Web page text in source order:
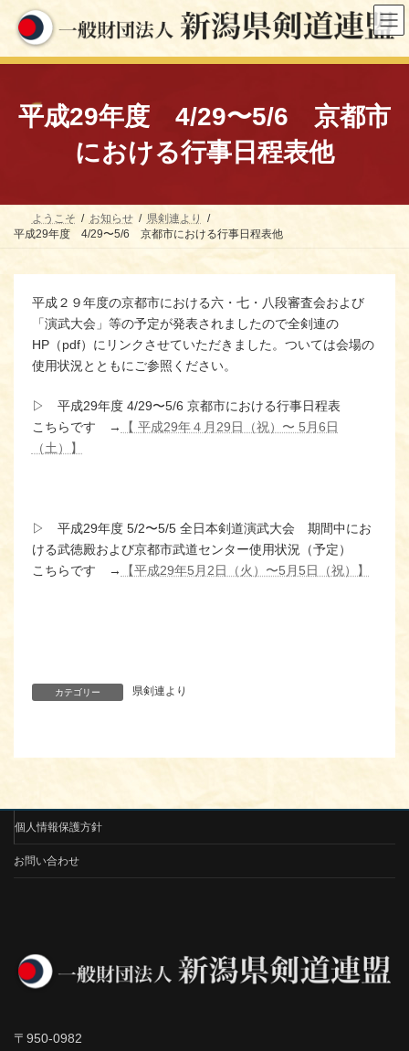
ン
ー
平成29年度 4/29〜5/6 京都市
における行事日程表他
ようこそ お知らせ
県剣連より
平成29年度 4/29〜5/6 京都市における行事日程表他
平成２９年度の京都市における六・七・八段審査会および
「演武大会」等の予定が発表されましたので全剣連の
HP（pdf）にリンクさせていただきました。ついては会場の
使用状況とともにご参照ください。
▷ 平成29年度 4/29〜5/6 京都市における行事日程表
こちらです →
【 平成29年４月29日（祝）〜 5月6日
（土）】
▷ 平成29年度 5/2〜5/5 全日本剣道演武大会 期間中にお
ける武徳殿および京都市武道センター使用状況（予定）
こちらです →
【平成29年5月2日（火）〜5月5日（祝）】
カテゴリー 県剣連より
個人情報保護方針
お問い合わせ
〒950-0982